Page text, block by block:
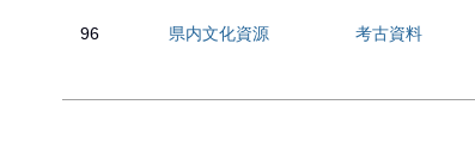
96 県内文化資源 考古資料